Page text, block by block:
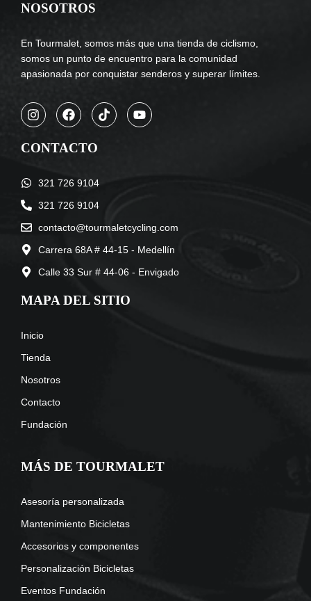
NOSOTROS
En Tourmalet, somos más que una tienda de ciclismo,
somos un punto de encuentro para la comunidad
apasionada por conquistar senderos y superar límites.
CONTACTO
321 726 9104
321 726 9104
contacto@tourmaletcycling.com
Carrera 68A # 44-15 - Medellín
Calle 33 Sur # 44-06 - Envigado
MAPA DEL SITIO
Inicio
Tienda
Nosotros
Contacto
Fundación
MÁS DE TOURMALET
Asesoría personalizada
Mantenimiento Bicicletas
Accesorios y componentes
Personalización Bicicletas
Eventos Fundación